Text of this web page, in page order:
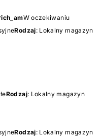
W oczekiwaniu
Rodzaj: Lokalny magazyn
Rodzaj: Lokalny magazyn
Rodzaj: Lokalny magazyn